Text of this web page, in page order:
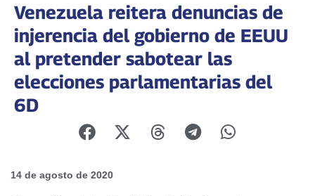
Venezuela reitera denuncias de
injerencia del gobierno de EEUU
al pretender sabotear las
elecciones parlamentarias del
6D
14 de agosto de 2020